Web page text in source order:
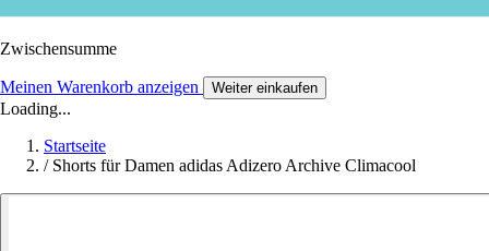
Zwischensumme
Meinen Warenkorb anzeigen Weiter einkaufen
Loading...
Startseite
/ Shorts für Damen adidas Adizero Archive Climacool